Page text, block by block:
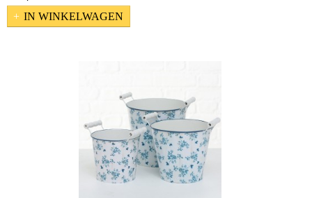
IN WINKELWAGEN